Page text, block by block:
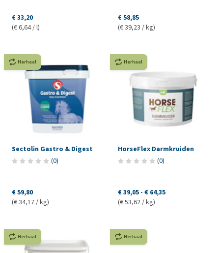
€ 33,20
(€ 6,64 / l)
€ 58,85
(€ 39,23 / kg)
Herhaal
Sectolin Gastro & Digest
(0)
€ 59,80
(€ 34,17 / kg)
Herhaal
HorseFlex Darmkruiden
(0)
€ 39,05 - € 64,35
(€ 53,62 / kg)
Herhaal Herhaal